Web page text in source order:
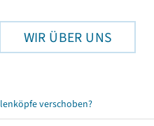
WIR ÜBER UNS
verschoben?